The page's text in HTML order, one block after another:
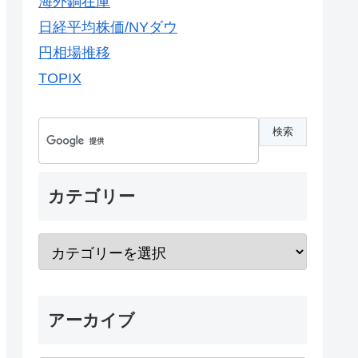
日経平均株価/NYダウ
円相場推移
TOPIX
カテゴリー
アーカイブ